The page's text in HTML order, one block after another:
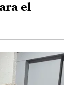
el